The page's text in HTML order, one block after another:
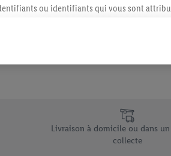
de Lidl.be
Livraison à domicile ou dans
collecte
ou identifiants qui vous sont
(par exemple en plaçant le produit dans
être affichées sur plusieurs apppareils et
vous être attribués en utilisant votre
vous pouvez autoriser uniquement
tous les traitements pour toutes les